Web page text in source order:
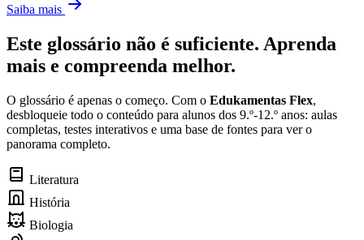
Saiba mais
Este glossário não é suficiente. Aprenda
mais e compreenda melhor.
O glossário é apenas o começo. Com o Edukamentas Flex,
desbloqueie todo o conteúdo para alunos dos 9.º-12.º anos: aulas
completas, testes interativos e uma base de fontes para ver o
panorama completo.
Literatura
História
Biologia